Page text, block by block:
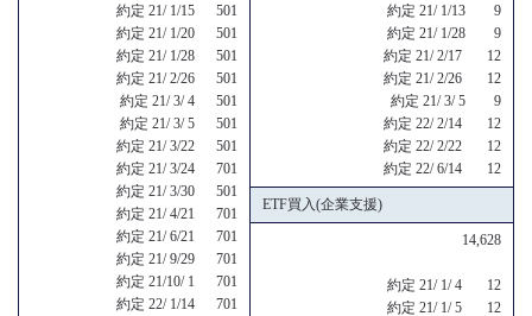
約定 21/ 1/15 501
約定 21/ 1/20 501
約定 21/ 1/28 501
約定 21/ 2/26 501
約定 21/ 3/ 4 501
約定 21/ 3/ 5 501
約定 21/ 3/22 501
約定 21/ 3/24 701
約定 21/ 3/30 501
約定 21/ 4/21 701
約定 21/ 6/21 701
約定 21/ 9/29 701
約定 21/10/ 1 701
約定 22/ 1/14 701
約定 21/ 1/13 9
約定 21/ 1/28 9
約定 21/ 2/17 12
約定 21/ 2/26 12
約定 21/ 3/ 5 9
約定 22/ 2/14 12
約定 22/ 2/22 12
約定 22/ 6/14 12
ETF買入(企業支援)
14,628
約定 21/ 1/ 4 12
約定 21/ 1/ 5 12